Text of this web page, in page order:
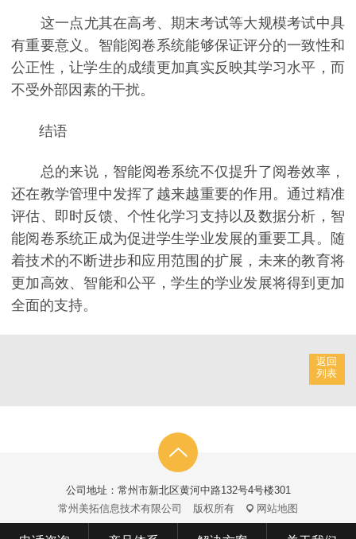
这一点尤其在高考、期末考试等大规模考试中具
有重要意义。智能阅卷系统能够保证评分的一致性和
公正性，让学生的成绩更加真实反映其学习水平，而
不受外部因素的干扰。
结语
总的来说，智能阅卷系统不仅提升了阅卷效率，
还在教学管理中发挥了越来越重要的作用。通过精准
评估、即时反馈、个性化学习支持以及数据分析，智
能阅卷系统正成为促进学生学业发展的重要工具。随
着技术的不断进步和应用范围的扩展，未来的教育将
更加高效、智能和公平，学生的学业发展将得到更加
全面的支持。
返回
列表
公司地址：常州市新北区黄河中路132号4号楼301
常州美拓信息技术有限公司
版权所有 网站地图